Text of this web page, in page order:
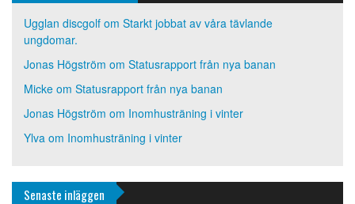
Ugglan discgolf om Starkt jobbat av våra tävlande
ungdomar.
Jonas Högström om Statusrapport från nya banan
Micke om Statusrapport från nya banan
Jonas Högström om Inomhusträning i vinter
Ylva om Inomhusträning i vinter
Senaste inläggen